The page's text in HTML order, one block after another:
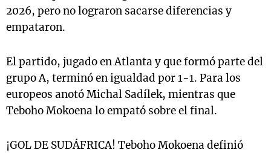
2026, pero no lograron sacarse diferencias y
empataron.
El partido, jugado en Atlanta y que formó parte del
grupo A, terminó en igualdad por 1-1. Para los
europeos anotó Michal Sadílek, mientras que
Teboho Mokoena lo empató sobre el final.
¡GOL DE SUDÁFRICA! Teboho Mokoena definió